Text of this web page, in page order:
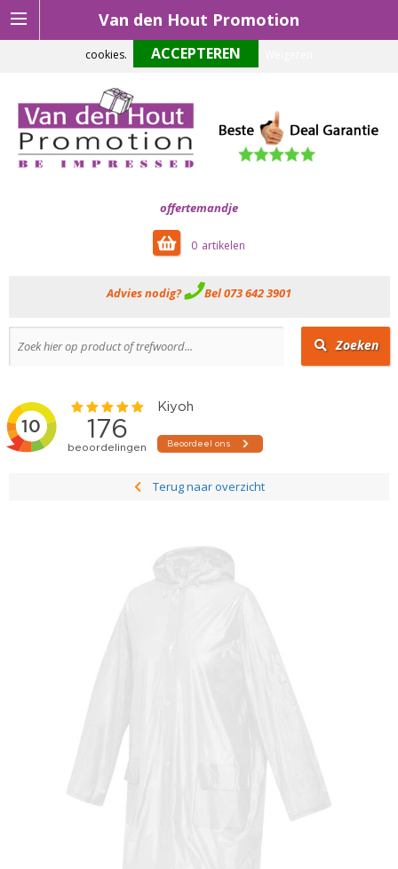
Van den Hout Promotion
offertemandje
0
Advies nodig? Bel 073 642 3901
Zoeken
Terug naar overzicht
Om onze website optimaal te laten functioneren maken wij gebruik van
cookies.